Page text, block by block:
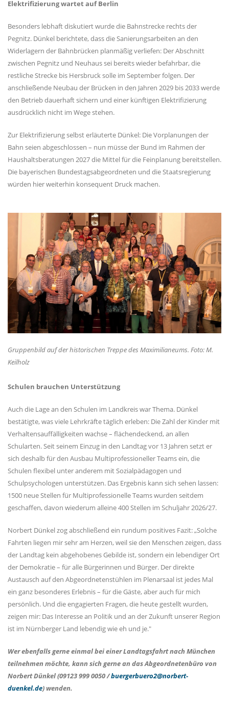
Elektrifizierung wartet auf Berlin
Besonders lebhaft diskutiert wurde die Bahnstrecke rechts der
Pegnitz. Dünkel berichtete, dass die Sanierungsarbeiten an den
Widerlagern der Bahnbrücken planmäßig verliefen: Der Abschnitt
zwischen Pegnitz und Neuhaus sei bereits wieder befahrbar, die
restliche Strecke bis Hersbruck solle im September folgen. Der
anschließende Neubau der Brücken in den Jahren 2029 bis 2033 werde
den Betrieb dauerhaft sichern und einer künftigen Elektrifizierung
ausdrücklich nicht im Wege stehen.
Zur Elektrifizierung selbst erläuterte Dünkel: Die Vorplanungen der
Bahn seien abgeschlossen – nun müsse der Bund im Rahmen der
Haushaltsberatungen 2027 die Mittel für die Feinplanung bereitstellen.
Die bayerischen Bundestagsabgeordneten und die Staatsregierung
würden hier weiterhin konsequent Druck machen.
Gruppenbild auf der historischen Treppe des Maximilianeums. Foto: M.
Keilholz
Schulen brauchen Unterstützung
Auch die Lage an den Schulen im Landkreis war Thema. Dünkel
bestätigte, was viele Lehrkräfte täglich erleben: Die Zahl der Kinder mit
Verhaltensauffälligkeiten wachse – flächendeckend, an allen
Schularten. Seit seinem Einzug in den Landtag vor 13 Jahren setzt er
sich deshalb für den Ausbau Multiprofessioneller Teams ein, die
Schulen flexibel unter anderem mit Sozialpädagogen und
Schulpsychologen unterstützen. Das Ergebnis kann sich sehen lassen:
1500 neue Stellen für Multiprofessionelle Teams wurden seitdem
geschaffen, davon wiederum alleine 400 Stellen im Schuljahr 2026/27.
Norbert Dünkel zog abschließend ein rundum positives Fazit: „Solche
Fahrten liegen mir sehr am Herzen, weil sie den Menschen zeigen, dass
der Landtag kein abgehobenes Gebilde ist, sondern ein lebendiger Ort
der Demokratie – für alle Bürgerinnen und Bürger. Der direkte
Austausch auf den Abgeordnetenstühlen im Plenarsaal ist jedes Mal
ein ganz besonderes Erlebnis – für die Gäste, aber auch für mich
persönlich. Und die engagierten Fragen, die heute gestellt wurden,
zeigen mir: Das Interesse an Politik und an der Zukunft unserer Region
ist im Nürnberger Land lebendig wie eh und je."
Wer ebenfalls gerne einmal bei einer Landtagsfahrt nach München
teilnehmen möchte, kann sich gerne an das Abgeordnetenbüro von
Norbert Dünkel (09123 999 0050 /buergerbuero2@norbert-
duenkel.de) wenden.